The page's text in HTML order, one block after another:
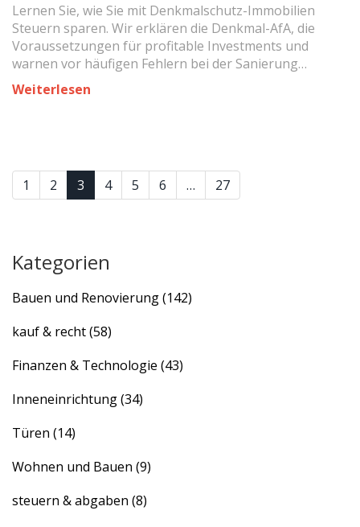
Lernen Sie, wie Sie mit Denkmalschutz-Immobilien
Steuern sparen. Wir erklären die Denkmal-AfA, die
Voraussetzungen für profitable Investments und
warnen vor häufigen Fehlern bei der Sanierung
historischer Gebäude.
Weiterlesen
1 2 3 4 5 6 … 27
Kategorien
Bauen und Renovierung(142)
kauf & recht(58)
Finanzen & Technologie (43)
Inneneinrichtung(34)
Türen (14)
Wohnen und Bauen (9)
steuern & abgaben (8)